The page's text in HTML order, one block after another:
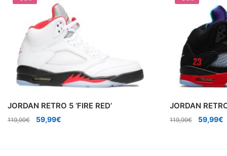
JORDAN RETRO 5 ‘FIRE RED’
119,99€
El
59,99€
JORDAN
119,99€
El
59,99€